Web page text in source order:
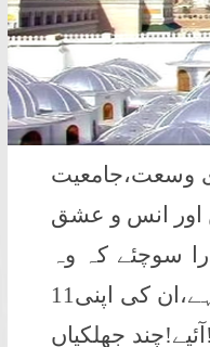
وسعت،جامعیت
اور انس و عشق
سوچئے کہ وہ
شخصیت جو کہ وجہِ کائنات ہیں،جن کی محبت پر ایمان کا مدار ہے،ان کی اپنی11
جھلکیاں